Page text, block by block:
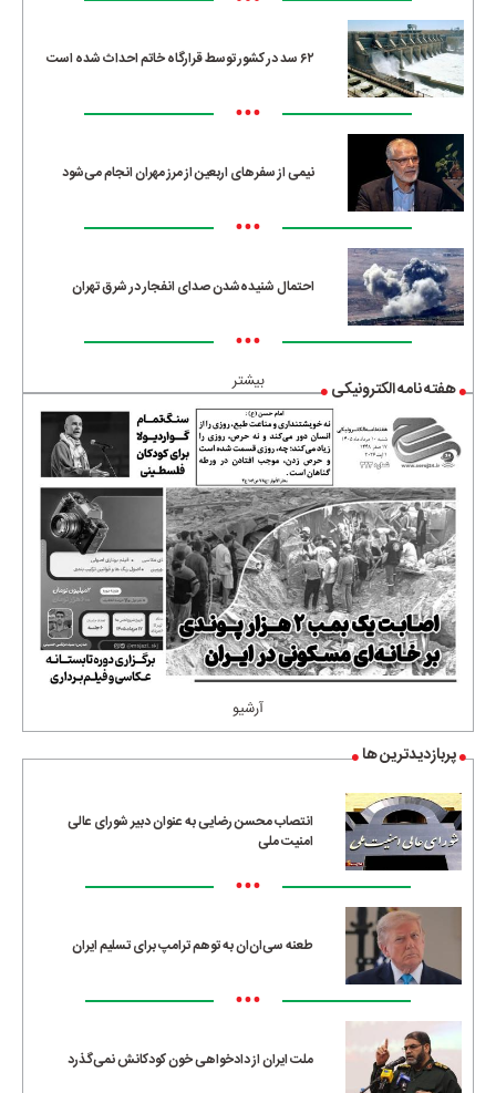
۶۲ سد در کشور توسط قرارگاه خاتم احداث شده است
•••
نیمی از سفرهای اربعین از مرز مهران انجام می‌شود
•••
احتمال شنیده‌شدن صدای انفجار در شرق تهران
•••
بیشتر هفته نامه الکترونیکی
آرشیو
پربازدیدترین ها
انتصاب محسن رضایی به عنوان دبیر شورای عالی
امنیت ملی
•••
طعنه سی‌ان‌ان به توهم ترامپ برای تسلیم ایران
•••
ملت ایران از دادخواهی خون کودکانش نمی‌گذرد